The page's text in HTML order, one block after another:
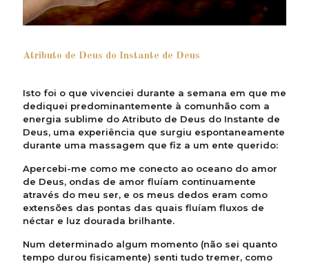
Atributo de Deus do Instante de Deus
Isto foi o que vivenciei durante a semana em que me
dediquei predominantemente à comunhão com a
energia sublime do Atributo de Deus do Instante de
Deus, uma experiência que surgiu espontaneamente
durante uma massagem que fiz a um ente querido:
Apercebi-me como me conecto ao oceano do amor
de Deus, ondas de amor fluíam continuamente
através do meu ser, e os meus dedos eram como
extensões das pontas das quais fluíam fluxos de
néctar e luz dourada brilhante.
Num determinado algum momento (não sei quanto
tempo durou fisicamente) senti tudo tremer, como